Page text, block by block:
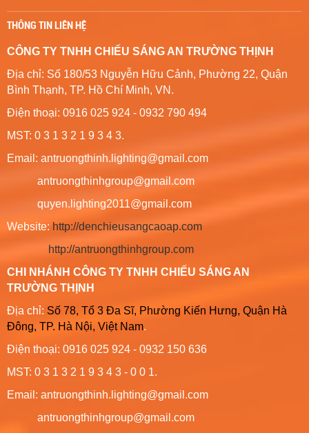
THÔNG TIN LIÊN HỆ
CÔNG TY TNHH CHIẾU SÁNG AN TRƯỜNG THỊNH
Địa chỉ: Số 180/53 Nguyễn Hữu Cảnh, Phường 22, Quận
Bình Thạnh, TP. Hồ Chí Minh, VN.
Điện thoại: 0916 025 924 - 0932 790 494
MST: 0 3 1 3 2 1 9 3 4 3.
Email: antruongthinh.lighting@gmail.com
antruongthinhgroup@gmail.com
quyen.lighting2011@gmail.com
Website: http://denchieusangcaoap.com
http://antruongthinhgroup.com
CHI NHÁNH CÔNG TY TNHH CHIẾU SÁNG AN
TRƯỜNG THỊNH
Địa chỉ: Số 78, Tổ 3 Đa Sĩ, Phường Kiến Hưng, Quận Hà
Đông, TP. Hà Nội, Việt Nam.
Điện thoại: 0916 025 924 - 0932 150 636
MST: 0 3 1 3 2 1 9 3 4 3 - 0 0 1.
Email: antruongthinh.lighting@gmail.com
antruongthinhgroup@gmail.com